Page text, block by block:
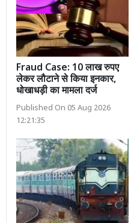
Fraud Case: 10 लाख रुपए
लेकर लौटाने से किया इनकार,
धोखाधड़ी का मामला दर्ज
Published On 05 Aug 2026
12:21:35